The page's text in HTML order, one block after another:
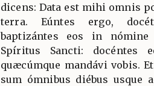
dicens: Data est mihi omnis
terra. Eúntes ergo,
baptizántes eos in
Spíritus Sancti: docéntes
quæcúmque mandávi vobis.
sum ómnibus diébus usque